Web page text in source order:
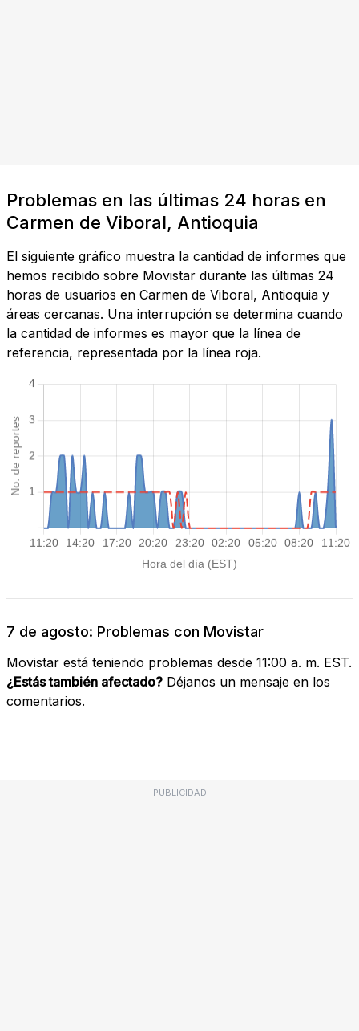
Problemas en las últimas 24 horas en
Carmen de Viboral, Antioquia
El siguiente gráfico muestra la cantidad de informes que
hemos recibido sobre Movistar durante las últimas 24
horas de usuarios en Carmen de Viboral, Antioquia y
áreas cercanas. Una interrupción se determina cuando
la cantidad de informes es mayor que la línea de
referencia, representada por la línea roja.
7 de agosto: Problemas con Movistar
Movistar está teniendo problemas desde 11:00 a. m. EST.
¿Estás también afectado? Déjanos un mensaje en los
comentarios.
PUBLICIDAD